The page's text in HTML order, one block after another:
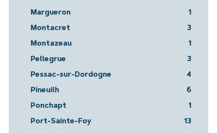
Margueron 1
Montacret 3
Montazeau 1
Pellegrue 3
Pessac-sur-Dordogne 4
Pineuilh 6
Ponchapt 1
Port-Sainte-Foy 13